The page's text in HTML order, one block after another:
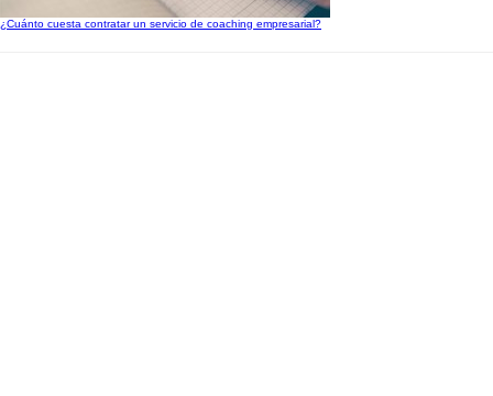
¿Cuánto cuesta contratar un servicio de coaching empresarial?